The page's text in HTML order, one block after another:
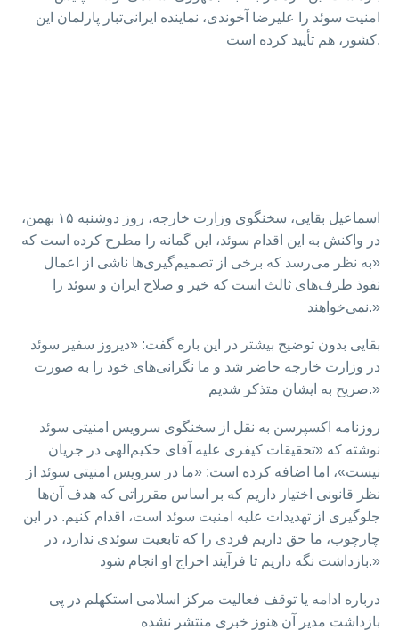
امنیت سوئد را علیرضا آخوندی، نماینده ایرانی‌تبار پارلمان این
کشور، هم تأیید کرده است.
اسماعیل بقایی،‌ سخنگوی وزارت خارجه، روز دوشنبه ۱۵ بهمن،
در واکنش به این اقدام سوئد، این گمانه را مطرح کرده است که
«به نظر می‌رسد که برخی از تصمیم‌گیری‌ها ناشی از اعمال
نفوذ طرف‌های ثالث است که خیر و صلاح ایران و سوئد را
نمی‌خواهند.»
بقایی بدون توضیح بیشتر در این باره گفت: «دیروز سفیر سوئد
در وزارت خارجه حاضر شد و ما نگرانی‌های خود را به صورت
صریح به ایشان متذکر شدیم.»
روزنامه اکسپرسن به نقل از سخنگوی سرویس امنیتی سوئد
نوشته که «تحقیقات کیفری علیه آقای حکیم‌الهی در جریان
نیست»، اما اضافه کرده است:‌ «ما در سرویس امنیتی سوئد از
نظر قانونی اختیار داریم که بر اساس مقرراتی که هدف آن‌ها
جلوگیری از تهدیدات علیه امنیت سوئد است، اقدام کنیم. در این
چارچوب، ما حق داریم فردی را که تابعیت سوئدی ندارد، در
بازداشت نگه داریم تا فرآیند اخراج او انجام شود.»
درباره ادامه یا توقف فعالیت مرکز اسلامی استکهلم در پی
بازداشت مدیر آن هنوز خبری منتشر نشده